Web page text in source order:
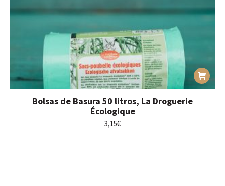
Bolsas de Basura 50 litros, La Droguerie
Écologique
3,15€